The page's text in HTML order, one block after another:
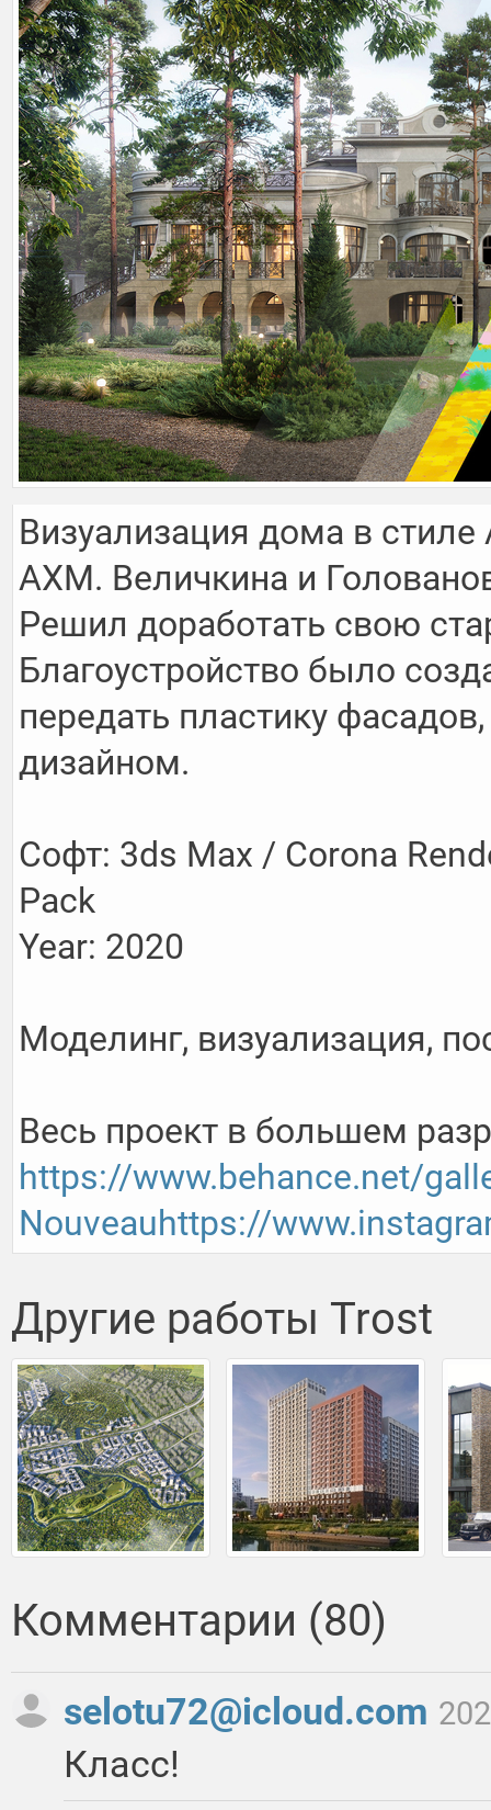
Визуализация дома в
АХМ. Величкина и
Решил доработать свою
Благоустройство было
передать пластику
дизайном.
Софт: 3ds Max / Corona
Pack
Year: 2020
Моделинг, визуализация,
https://www.behance.net/
Nouveauhttps://
Другие работы Trost
Комментарии (80)
selotu72@icloud.com
Класс!